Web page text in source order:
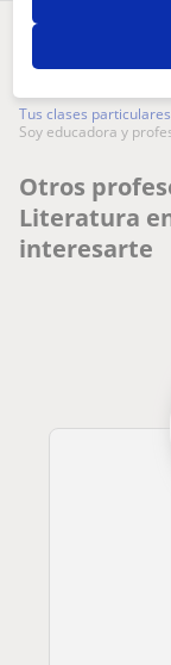
¿Hay algún
Tus clases particulares
soy educadora y
Otros
Literatura
interesarte